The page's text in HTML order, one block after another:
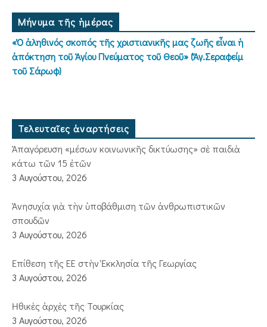
Μήνυμα τῆς ἡμέρας
«Ὁ ἀληθινός σκοπός τῆς χριστιανικῆς μας ζωῆς εἶναι ἡ
ἀπόκτηση τοῦ Ἁγίου Πνεύματος τοῦ Θεοῦ» (Ἅγ.Σεραφείμ
τοῦ Σάρωφ)
Τελευταῖες ἀναρτήσεις
Ἀπαγόρευση «μέσων κοινωνικῆς δικτύωσης» σὲ παιδιὰ
κάτω τῶν 15 ἐτῶν
3 Αυγούστου, 2026
Ἀνησυχία γιὰ τὴν ὑποβάθμιση τῶν ἀνθρωπιστικῶν
σπουδῶν
3 Αυγούστου, 2026
Ἐπίθεση τῆς ΕΕ στὴν Ἐκκλησία τῆς Γεωργίας
3 Αυγούστου, 2026
Ἠθικὲς ἀρχὲς τῆς Τουρκίας
3 Αυγούστου, 2026